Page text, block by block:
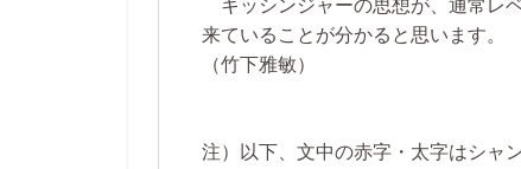
キッシンジャーの思想が、通常レ
来ていることが分かると思います。
（竹下雅敏）
注）以下、文中の赤字・太字はシャ